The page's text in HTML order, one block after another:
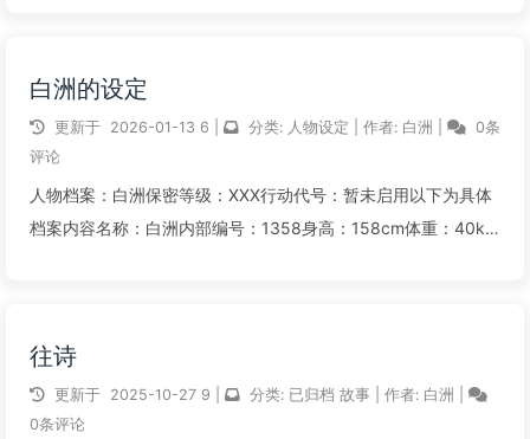
阅读全文...
白洲的设定
更新于 2026-01-13 6 分类: 人物设定 作者: 白洲
0条
评论
人物档案：白洲保密等级：XXX行动代号：暂未启用以下为具体
档案内容名称：白洲内部编号：1358身高：158cm体重：40kg
阅读全文...
往诗
更新于 2025-10-27 9 分类: 已归档 故事 作者: 白洲
0条评论